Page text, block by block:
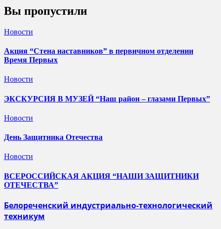
Вы пропустили
Новости
Акция “Стена наставников” в первичном отделении
Время Первых
Новости
ЭКСКУРСИЯ В МУЗЕЙ “Наш район – глазами Первых”
Новости
День Защитника Отечества
Новости
ВСЕРОССИЙСКАЯ АКЦИЯ “НАШИ ЗАЩИТНИКИ
ОТЕЧЕСТВА”
Белореченский индустриально-технологический
техникум